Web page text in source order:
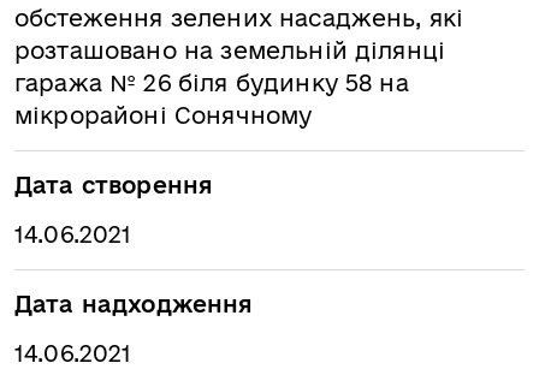
обстеження зелених насаджень, які
розташовано на земельній ділянці
гаража № 26 біля будинку 58 на
мікрорайоні Сонячному
Дата створення
14.06.2021
Дата надходження
14.06.2021